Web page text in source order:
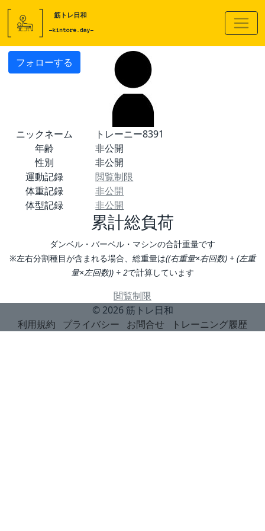
フォローする
ニックネーム
トレーニー8391
年齢
非公開
性別
非公開
運動記録
閲覧制限
体重記録
非公開
体型記録
非公開
累計総負荷
ダンベル・バーベル・マシンの合計重量です
※左右分割種目が含まれる場合、総重量は((右重量×右回数) + (左重
量×左回数)) ÷ 2で計算しています
閲覧制限
© 2026 筋トレ日和
利用規約
プライバシー お問合せ トレーニング履歴